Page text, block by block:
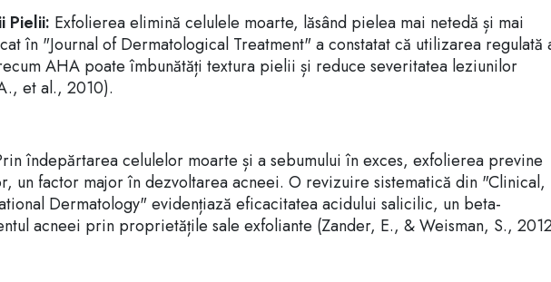
Pielii: Exfolierea elimină celulele moarte, lăsând pielea mai netedă și mai
în "Journal of Dermatological Treatment" a constatat că utilizarea regulată
AHA poate îmbunătăți textura pielii și reduce severitatea leziunilor
et al., 2010).
îndepărtarea celulelor moarte și a sebumului în exces, exfolierea previne
un factor major în dezvoltarea acneei. O revizuire sistematică din "Clinical,
Dermatology" evidențiază eficacitatea acidului salicilic, un beta-
acneei prin proprietățile sale exfoliante (Zander, E., & Weisman, S.,